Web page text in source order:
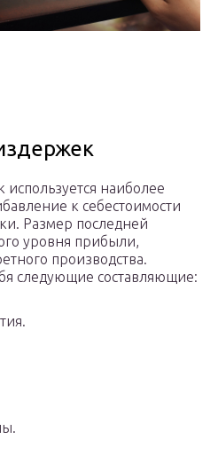
наиболее
к себестоимости
Размер последней
уровня прибыли,
производства.
следующие составляющие: